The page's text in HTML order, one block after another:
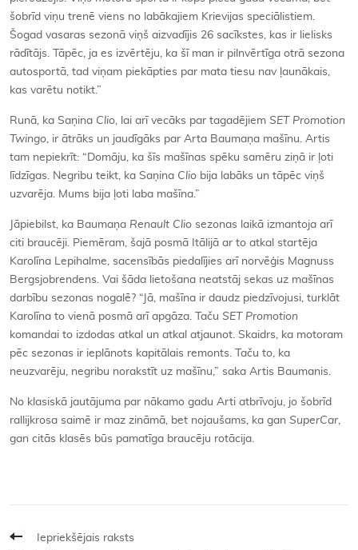
šobrīd viņu trenē viens no labākajiem Krievijas speciālistiem.
Šogad vasaras sezonā viņš aizvadījis 26 sacīkstes, kas ir lielisks
rādītājs. Tāpēc, ja es izvērtēju, ka šī man ir pilnvērtīga otrā sezona
autosportā, tad viņam piekāpties par mata tiesu nav ļaunākais,
kas varētu notikt.”
Runā, ka Saņina Clio, lai arī vecāks par tagadējiem SET Promotion
Twingo, ir ātrāks un jaudīgāks par Arta Baumaņa mašīnu. Artis
tam nepiekrīt: “Domāju, ka šīs mašīnas spēku samēru ziņā ir ļoti
līdzīgas. Negribu teikt, ka Saņina Clio bija labāks un tāpēc viņš
uzvarēja. Mums bija ļoti laba mašīna.”
Jāpiebilst, ka Baumaņa Renault Clio sezonas laikā izmantoja arī
citi braucēji. Piemēram, šajā posmā Itālijā ar to atkal startēja
Karolīna Lepihalme, sacensībās piedalījies arī norvēģis Magnuss
Bergsjobrendens. Vai šāda lietošana neatstāj sekas uz mašīnas
darbību sezonas nogalē? “Jā, mašīna ir daudz piedzīvojusi, turklāt
Karolīna to vienā posmā arī apgāza. Taču SET Promotion
komandai to izdodas atkal un atkal atjaunot. Skaidrs, ka motoram
pēc sezonas ir ieplānots kapitālais remonts. Taču to, ka
neuzvarēju, negribu norakstīt uz mašīnu,” saka Artis Baumanis.
No klasiskā jautājuma par nākamo gadu Arti atbrīvoju, jo šobrīd
rallijkrosa saimē ir maz zināmā, bet nojaušams, ka gan SuperCar,
gan citās klasēs būs pamatīga braucēju rotācija.
Iepriekšējais raksts